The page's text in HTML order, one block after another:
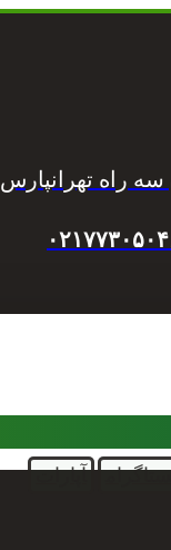
سه راه تهرانپارس
آپارات